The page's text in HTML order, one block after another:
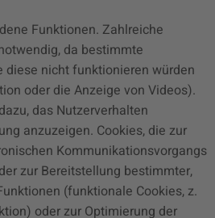
Funktionen. Zahlreiche
da bestimmte
diese nicht funktionieren würden
oder die Anzeige von Videos).
das Nutzerverhalten
anzuzeigen. Cookies, die zur
Kommunikationsvorgangs
zur Bereitstellung bestimmter,
(funktionale Cookies, z.
oder zur Optimierung der